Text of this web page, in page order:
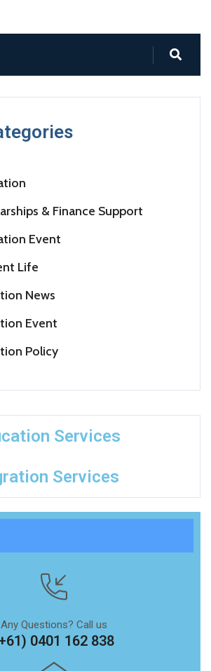
& Finance Support
Event
Life
News
Event
Policy
Services
Services
Any Questions? Call us
0401 162 838